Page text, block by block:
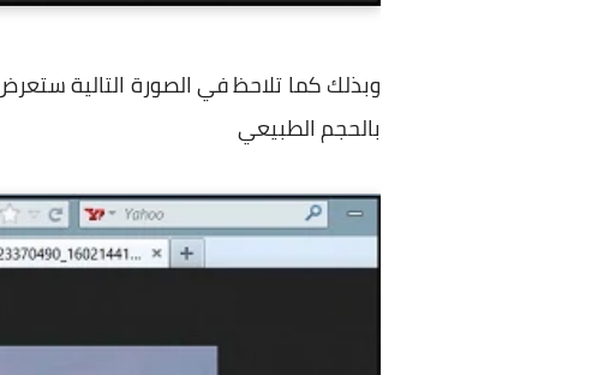
وبذلك كما تلاحظ في الصورة التالية
بالحجم الطبيعي